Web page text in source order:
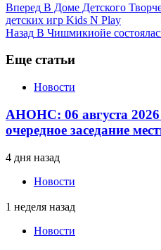
Вперед В Доме Детского
детских игр Kids N Play
Назад В Чишмикиойе
Еще статьи
Новости
АНОНС: 06 августа 2026
очередное заседание
4 дня назад
Новости
1 неделя назад
Новости